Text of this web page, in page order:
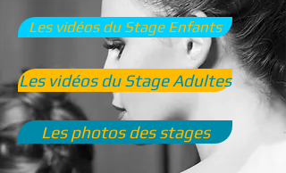
Les vidéos du Stage Enfants
Les vidéos du Stage Adultes
Les photos des stages